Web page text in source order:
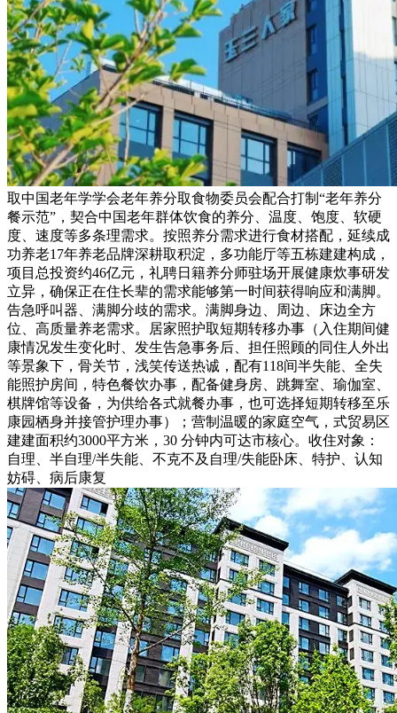
取中国老年学学会老年养分取食物委员会配合打制“老年养分
餐示范”，契合中国老年群体饮食的养分、温度、饱度、软硬
度、速度等多条理需求。按照养分需求进行食材搭配，延续成
功养老17年养老品牌深耕取积淀，多功能厅等五栋建建构成，
项目总投资约46亿元，礼聘日籍养分师驻场开展健康炊事研发
立异，确保正在住长辈的需求能够第一时间获得响应和满脚。
告急呼叫器、满脚分歧的需求。满脚身边、周边、床边全方
位、高质量养老需求。居家照护取短期转移办事（入住期间健
康情况发生变化时、发生告急事务后、担任照顾的同住人外出
等景象下，骨关节，浅笑传送热诚，配有118间半失能、全失
能照护房间，特色餐饮办事，配备健身房、跳舞室、瑜伽室、
棋牌馆等设备，为供给各式就餐办事，也可选择短期转移至乐
康园栖身并接管护理办事）；营制温暖的家庭空气，式贸易区
建建面积约3000平方米，30 分钟内可达市核心。收住对象：
自理、半自理/半失能、不克不及自理/失能卧床、特护、认知
妨碍、病后康复